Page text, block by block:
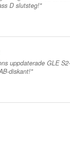
D slutsteg!"
uppdaterade GLE
diskant!"